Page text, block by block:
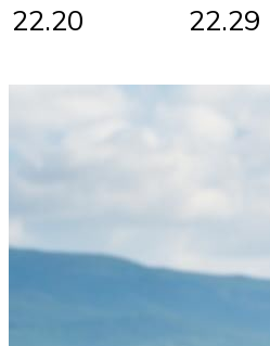
22.20 22.29